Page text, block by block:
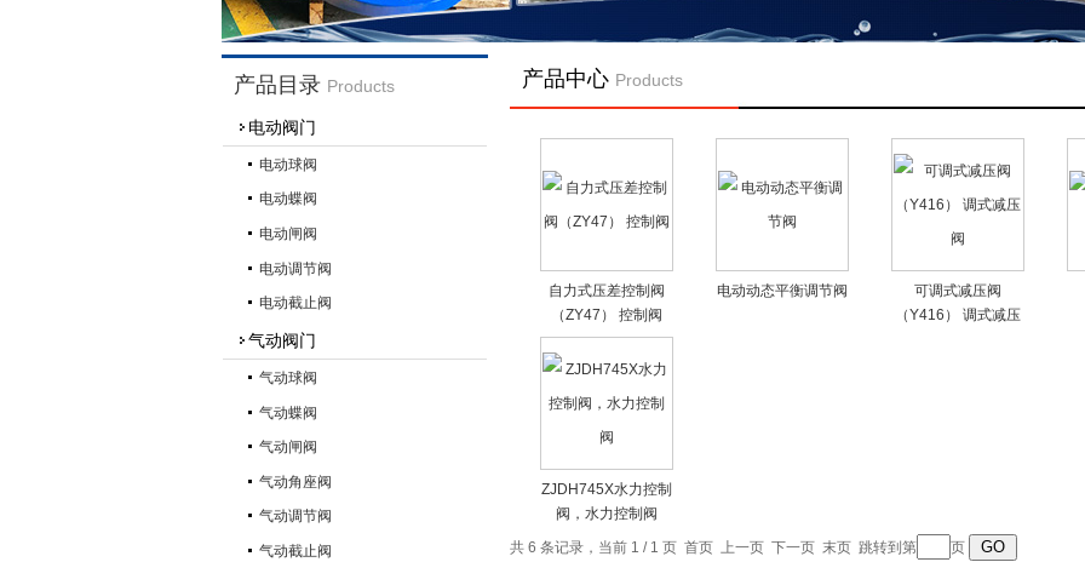
产品目录 Products
电动阀门
电动球阀
电动蝶阀
电动闸阀
电动调节阀
电动截止阀
气动阀门
气动球阀
气动蝶阀
气动闸阀
气动角座阀
气动调节阀
气动截止阀
产品中心 Products
自力式压差控制阀
（ZY47） 控制阀
电动动态平衡调节阀
可调式减压阀
（Y416） 调式减压
ZJDH745X水力控制
阀，水力控制阀
共 6 条记录，当前 1 / 1 页 首页 上一页 下一页 末页 跳转到第
页